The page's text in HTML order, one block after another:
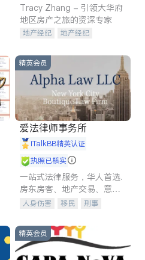
Tracy Zhang - 引领大华府
地区房产之旅的资深专家
地产经纪
地产经纪
商铺租售
精英会员
爱法律师事务所
iTalkBB精英认证
执照已核实
一站式法律服务，华人首选.
房东房客、地产交易、意外
伤害、车祸重伤、商业诉
建筑合同、刑事案件全包办
人身伤害 移民
刑事
信托/遗嘱
商业
索赔
律师-其它 保释
精英会员